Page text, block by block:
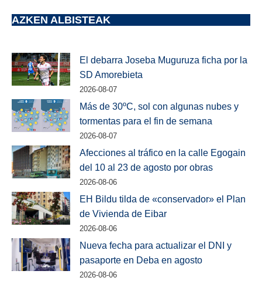
AZKEN ALBISTEAK
El debarra Joseba Muguruza ficha por la
SD Amorebieta
2026-08-07
Más de 30ºC, sol con algunas nubes y
tormentas para el fin de semana
2026-08-07
Afecciones al tráfico en la calle Egogain
del 10 al 23 de agosto por obras
2026-08-06
EH Bildu tilda de «conservador» el Plan
de Vivienda de Eibar
2026-08-06
Nueva fecha para actualizar el DNI y
pasaporte en Deba en agosto
2026-08-06